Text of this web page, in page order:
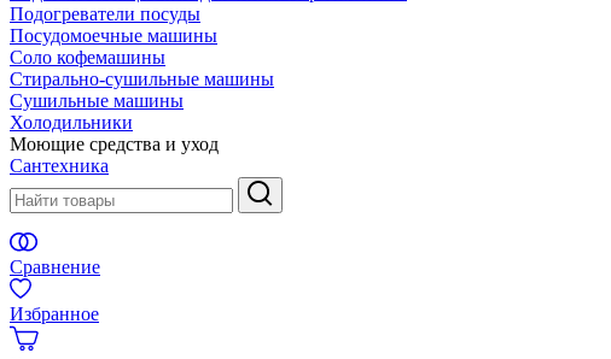
Подогреватели посуды
Посудомоечные машины
Соло кофемашины
Стирально-сушильные машины
Сушильные машины
Холодильники
Моющие средства и уход
Сантехника
Сравнение
Избранное